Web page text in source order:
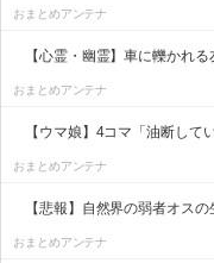
おまとめアンテナ
【心霊・幽霊】車に轢かれる
おまとめアンテナ
【ウマ娘】4コマ「油断して
おまとめアンテナ
【悲報】自然界の弱者オス
おまとめアンテナ